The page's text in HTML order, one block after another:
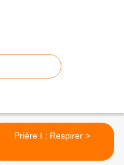
Prière I : Respirer >